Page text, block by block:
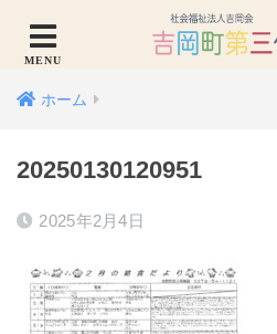
ホーム
20250130120951
2025年2月4日